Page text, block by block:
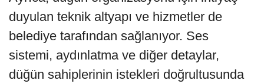
duyulan teknik altyapı ve hizmetler de
belediye tarafından sağlanıyor. Ses
sistemi, aydınlatma ve diğer detaylar,
düğün sahiplerinin istekleri doğrultusunda